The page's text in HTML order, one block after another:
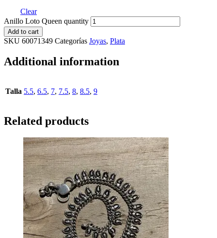
Clear
Anillo Loto Queen quantity
Add to cart
SKU 60071349 Categorías Joyas, Plata
Additional information
Talla 5.5, 6.5, 7, 7.5, 8, 8.5, 9
Related products